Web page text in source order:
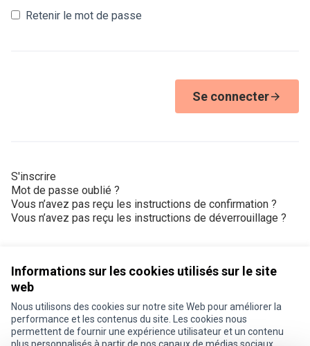
Informations sur les cookies utilisés sur le site
web
Nous utilisons des cookies sur notre site Web pour améliorer la
performance et les contenus du site. Les cookies nous
permettent de fournir une expérience utilisateur et un contenu
Retenir le mot de passe
Se connecter
S'inscrire
Mot de passe oublié ?
Vous n’avez pas reçu les instructions de confirmation ?
Vous n’avez pas reçu les instructions de déverrouillage ?
Conditions d'utilisation
Paramètres des cookies
Je participe ! sur X
Je participe ! sur Facebook
Je participe ! sur Instagram